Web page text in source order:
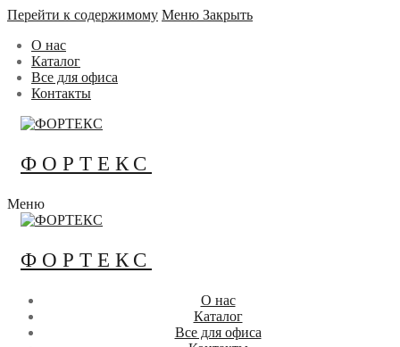
Перейти к содержимому Меню Закрыть
О нас
Каталог
Все для офиса
Контакты
ФОРТЕКС
Меню
ФОРТЕКС
О нас
Каталог
Все для офиса